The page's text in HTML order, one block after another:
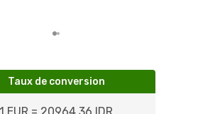
Taux de conversion